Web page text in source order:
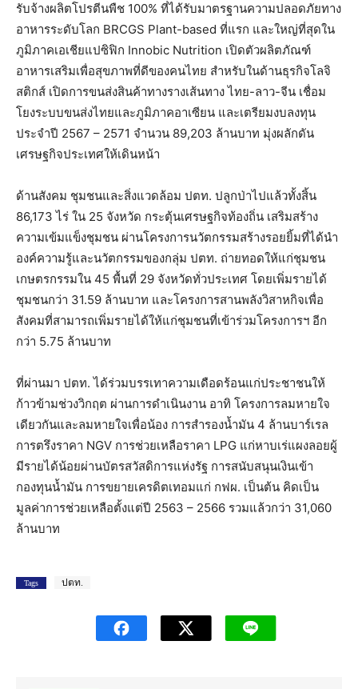
รับจ้างผลิตโปรตีนพืช 100% ที่ได้รับมาตรฐานความปลอดภัยทาง
อาหารระดับโลก BRCGS Plant-based ที่แรก และใหญ่ที่สุดใน
ภูมิภาคเอเชียแปซิฟิก Innobic Nutrition เปิดตัวผลิตภัณฑ์
อาหารเสริมเพื่อสุขภาพที่ดีของคนไทย สำหรับในด้านธุรกิจโลจิ
สติกส์ เปิดการขนส่งสินค้าทางรางเส้นทาง ไทย-ลาว-จีน เชื่อม
โยงระบบขนส่งไทยและภูมิภาคอาเซียน และเตรียมงบลงทุน
ประจำปี 2567 – 2571 จำนวน 89,203 ล้านบาท มุ่งผลักดัน
เศรษฐกิจประเทศให้เดินหน้า
ด้านสังคม ชุมชนและสิ่งแวดล้อม ปตท. ปลูกป่าไปแล้วทั้งสิ้น
86,173 ไร่ ใน 25 จังหวัด กระตุ้นเศรษฐกิจท้องถิ่น เสริมสร้าง
ความเข้มแข็งชุมชน ผ่านโครงการนวัตกรรมสร้างรอยยิ้มที่ได้นำ
องค์ความรู้และนวัตกรรมของกลุ่ม ปตท. ถ่ายทอดให้แก่ชุมชน
เกษตรกรรมใน 45 พื้นที่ 29 จังหวัดทั่วประเทศ โดยเพิ่มรายได้
ชุมชนกว่า 31.59 ล้านบาท และโครงการสานพลังวิสาหกิจเพื่อ
สังคมที่สามารถเพิ่มรายได้ให้แก่ชุมชนที่เข้าร่วมโครงการฯ อีก
กว่า 5.75 ล้านบาท
ที่ผ่านมา ปตท. ได้ร่วมบรรเทาความเดือดร้อนแก่ประชาชนให้
ก้าวข้ามช่วงวิกฤต ผ่านการดำเนินงาน อาทิ โครงการลมหายใจ
เดียวกันและลมหายใจเพื่อน้อง การสำรองน้ำมัน 4 ล้านบาร์เรล
การตรึงราคา NGV การช่วยเหลือราคา LPG แก่หาบเร่แผงลอยผู้
มีรายได้น้อยผ่านบัตรสวัสดิการแห่งรัฐ การสนับสนุนเงินเข้า
กองทุนน้ำมัน การขยายเครดิตเทอมแก่ กฟผ. เป็นต้น คิดเป็น
มูลค่าการช่วยเหลือตั้งแต่ปี 2563 – 2566 รวมแล้วกว่า 31,060
ล้านบาท
Tags ปตท.